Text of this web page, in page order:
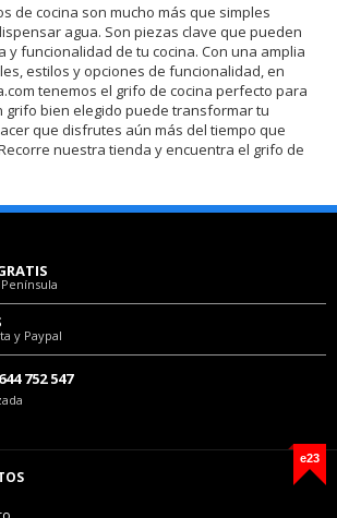
de cocina son mucho más que simples
agua. Son piezas clave que pueden
y funcionalidad de tu cocina. Con una amplia
estilos y opciones de funcionalidad, en
tenemos el grifo de cocina perfecto para
grifo bien elegido puede transformar tu
que disfrutes aún más del tiempo que
nuestra tienda y encuentra el grifo de
y Paypal
644 752 547
e23